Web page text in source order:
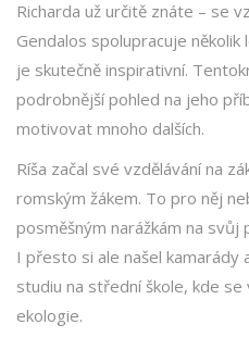
Richarda už určitě znáte – se
Gendalos spolupracuje
je skutečně inspirativní.
podrobnější pohled na jeho
motivovat mnoho dalších.
Ríša začal své vzdělávání na
romským žákem. To pro něj
posměšným narážkám na
I přesto si ale našel kamarády
studiu na střední škole, kde
ekologie.